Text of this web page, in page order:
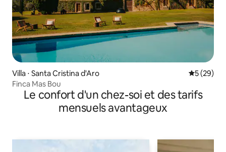
Villa ⋅ Santa Cristina d'Aro
5 (29)
Finca Mas Bou
Le confort d'un chez-soi et des tarifs
mensuels avantageux